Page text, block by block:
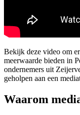
Bekijk deze video om
meerwaarde bieden in
ondernemers uit
geholpen aan een
Waarom